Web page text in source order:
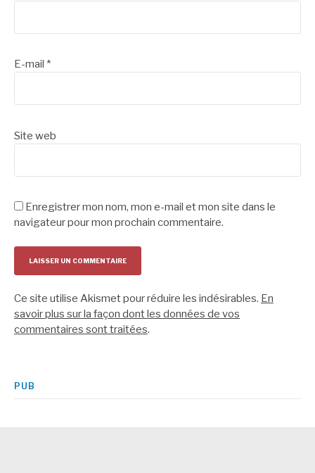
E-mail *
Site web
Enregistrer mon nom, mon e-mail et mon site dans le
navigateur pour mon prochain commentaire.
Ce site utilise Akismet pour réduire les indésirables. En
savoir plus sur la façon dont les données de vos
commentaires sont traitées.
PUB